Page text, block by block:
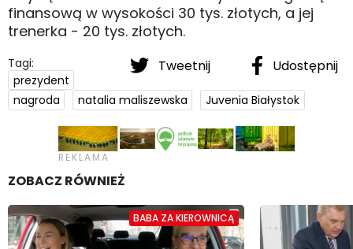
finansową w wysokości 30 tys. złotych, a jej
trenerka - 20 tys. złotych.
Tweetnij Udostępnij
Tagi:
prezydent
nagroda
natalia maliszewska Juvenia Białystok
ZOBACZ RÓWNIEŻ
BABA ZA KIEROWNICĄ